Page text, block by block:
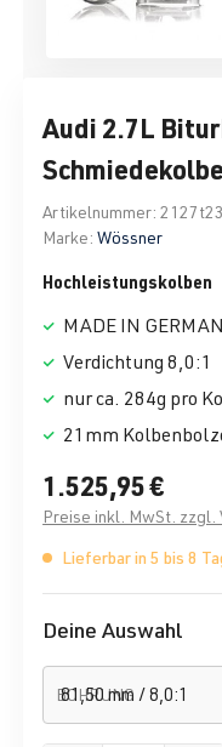
Audi 2.7L
Artikelnummer: 2127t23
Marke: Wössner
Hochleistungskolben
MADE IN
Verdichtung 8,0:1
nur ca. 284g pro
21mm
1.525,95 €
Preise inkl. MwSt. zzgl.
Lieferbar in 5 bis 8
Deine Auswahl
BOHRUNG